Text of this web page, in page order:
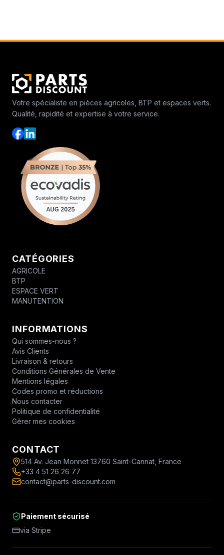
Votre spécialiste en pièces agricoles, BTP et espaces verts.
Qualité, rapidité et expertise à votre service.
CATÉGORIES
AGRICOLE
BTP
ESPACE VERT
MANUTENTION
INFORMATIONS
Qui sommes-nous ?
Avis Clients
Livraison & retours
Conditions Générales de Vente
Mentions légales
Codes promo et réductions
Nous contacter
Politique de confidentialité
Gérer mes cookies
CONTACT
514 Av. Jean Monnet 13760 Saint-Cannat, France
+33 4 51 26 26 77
contact@parts-discount.com
Paiement sécurisé
via Stripe